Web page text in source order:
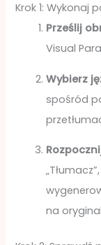
Krok 1: Wykonaj
Prześlij
Visual
Wybierz
spośród
na